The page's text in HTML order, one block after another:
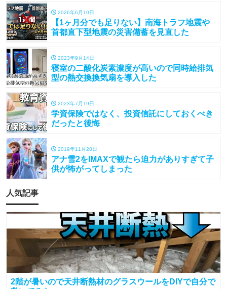
2026年6月10日
【1ヶ月分でも足りない】南海トラフ地震や
首都直下型地震の災害備蓄を見直した
2023年9月14日
寝室の二酸化炭素濃度が高いので同時給排気
型の熱交換換気扇を導入した
2023年7月19日
学資保険ではなく、投資信託にしておくべき
だったと後悔
2019年11月28日
アナ雪2をIMAXで観たら迫力がありすぎて子
供が怖がってしまった
人気記事
2階が暑いので天井断熱材のグラスウールをDIYで自分で